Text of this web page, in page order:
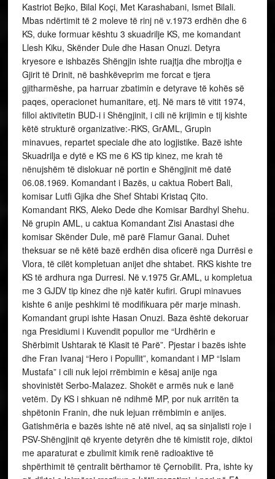
Kastriot Bejko, Bilal Koçi, Met Karashabani, Ismet Bilali.
Mbas ndërtimit të 2 moleve të rinj në v.1973 erdhën dhe 6
KS, duke formuar kështu 3 skuadrilje KS, me komandant
Llesh Kiku, Skënder Dule dhe Hasan Onuzi. Detyra
kryesore e ishbazës Shëngjin ishte ruajtja dhe mbrojtja e
Gjirit të Drinit, në bashkëveprim me forcat e tjera
gjitharmëshe, pa harruar zbatimin e detyrave të kohës së
paqes, operacionet humanitare, etj. Në mars të vitit 1974,
filloi aktivitetin BUD-i i Shëngjinit, i cili në krijimin e tij kishte
këtë strukturë organizative:-RKS, GrAML, Grupin
minavues, repartet speciale dhe ato logjistike. Bazë ishte
Skuadrilja e dytë e KS me 6 KS tip kinez, me krah të
nënujshëm të dislokuar në portin e Shëngjinit më datë
06.08.1969. Komandant i Bazës, u caktua Robert Bali,
komisar Lutfi Gjika dhe Shef Shtabi Kristaq Çito.
Komandant RKS, Aleko Dede dhe Komisar Bardhyl Shehu.
Në grupin AML, u caktua Komandant Zisi Anastasi dhe
komisar Skënder Dule, më parë Flamur Ganai. Duhet
theksuar se në këtë bazë erdhën disa oficerë nga Durrësi e
Vlora, të cilët kompletuan anijet dhe shtabet. RKS kishte tre
KS të ardhura nga Durresi. Në v.1975 Gr.AML, u kompletua
me 3 GJDV tip kinez dhe një katër kufiri. Grupi minavues
kishte 6 anije peshkimi të modifikuara për marje minash.
Komandant grupi ishte Hasan Onuzi. Baza është dekoruar
nga Presidiumi i Kuvendit popullor me “Urdhërin e
Shërbimit Ushtarak të Klasit të Parë”. Pjestar i bazës ishte
dhe Fran Ivanaj “Hero i Popullit”, komandant i MP “Islam
Mustafa” i cili nuk lejoi rrëmbimin e kësaj anije nga
shovinistët Serbo-Malazez. Shokët e armës nuk e lanë
vetëm. Dy KS i shkuan në ndihmë MP, por nuk arritën ta
shpëtonin Franin, dhe nuk lejuan rrëmbimin e anijes.
Gatishmëria e bazës ishte në atë nivel, aq sa sinjalisti roje i
PSV-Shëngjinit që kryente detyrën dhe të kimistit roje, diktoi
me aparaturat e zbulimit kimik renë radioaktive të
shpërthimit të çentralit bërthamor të Çernobilit. Pra, ishte ky